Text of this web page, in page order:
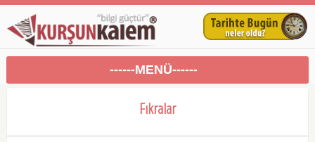
------MENÜ------
Fıkralar